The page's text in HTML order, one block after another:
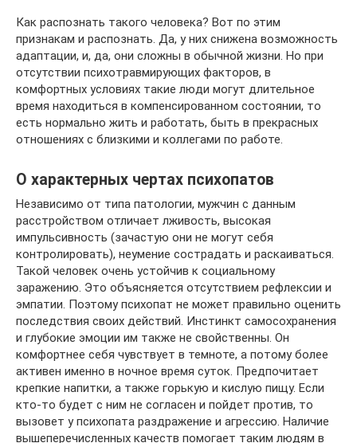
Как распознать такого человека? Вот по этим
признакам и распознать. Да, у них снижена возможность
адаптации, и, да, они сложны в обычной жизни. Но при
отсутствии психотравмирующих факторов, в
комфортных условиях такие люди могут длительное
время находиться в компенсированном состоянии, то
есть нормально жить и работать, быть в прекрасных
отношениях с близкими и коллегами по работе.
О характерных чертах психопатов
Независимо от типа патологии, мужчин с данным
расстройством отличает лживость, высокая
импульсивность (зачастую они не могут себя
контролировать), неумение сострадать и раскаиваться.
Такой человек очень устойчив к социальному
заражению. Это объясняется отсутствием рефлексии и
эмпатии. Поэтому психопат не может правильно оценить
последствия своих действий. Инстинкт самосохранения
и глубокие эмоции им также не свойственны. Он
комфортнее себя чувствует в темноте, а потому более
активен именно в ночное время суток. Предпочитает
крепкие напитки, а также горькую и кислую пищу. Если
кто-то будет с ним не согласен и пойдет против, то
вызовет у психопата раздражение и агрессию. Наличие
вышеперечисленных качеств помогает таким людям в